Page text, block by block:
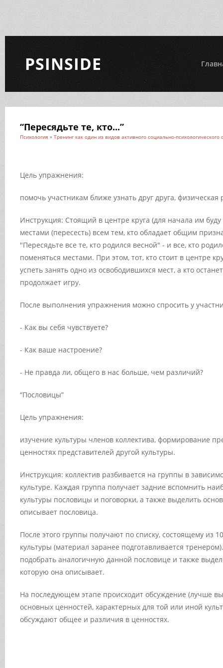
PSINSIDE
“Пересядьте те, кто...”
Психология » Тренинг как один из видов активного социально-психологического
Цель упражнения:
помочь участникам ближе узнать друг друга, физическая
Инструкция: Стоящий в центре круга (для начала им
местами (пересесть) всем тем, кто обладает общим
"Пересядьте все те, кто родился весной" - и все, кто
поменяться местами. При этом, тот, кто стоит в центре
успеть занять одно из освободившихся мест, а кто
продолжает игру.
После выполнения упражнения можно спросить у
- Как вы себя чувствуете?
- Как ваше настроение?
- Не правда ли, общего в нас больше, чем различий?
“Пословицы”
Цель упражнения:
изучение культуры членов коллектива, формирование
ценностях представителей другой культуры.
Инструкция: коллектив разбивается на группы в
культуре. Каждая группа получает задние вспомнить
культуры пословицы и поговорки, а также выделить
описывает пословица.
После этого группы получают по списку, состоящему из
культуры (материал заранее подготавливается
подобрать аналогичную данной пословице и также
которую она описывает.
На последующем этапе происходит обсуждение (лучше
основных ценностей, характерных для той или иной
обсуждают общее и различия в ценностях.